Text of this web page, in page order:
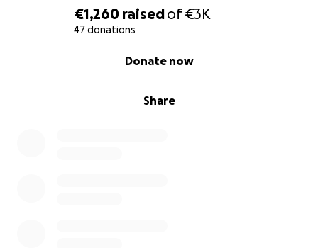
€1,260 raisedof€3K
47 donations
Share
Donate now